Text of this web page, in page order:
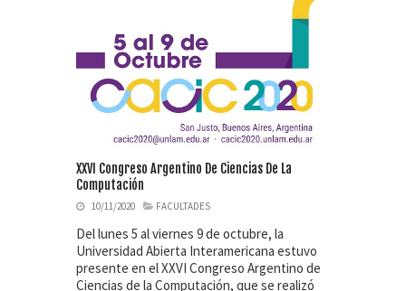
XXVI Congreso Argentino De Ciencias De La
Computación
10/11/2020 FACULTADES
Del lunes 5 al viernes 9 de octubre, la
Universidad Abierta Interamericana estuvo
presente en el XXVI Congreso Argentino de
Ciencias de la Computación, que se realizó